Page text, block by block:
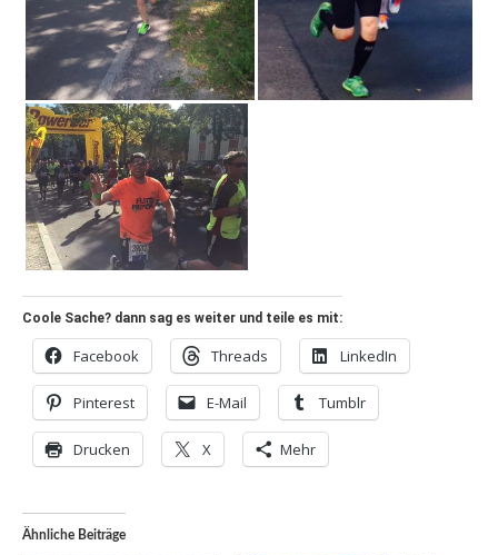
Coole Sache? dann sag es weiter und teile es mit:
Facebook Threads LinkedIn
Pinterest E-Mail Tumblr
Drucken X Mehr
Ähnliche Beiträge